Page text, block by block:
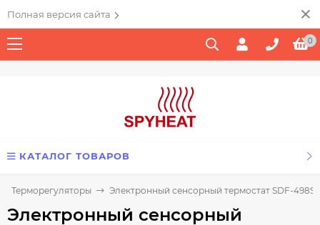
Полная версия сайта
0
КАТАЛОГ ТОВАРОВ
Терморегуляторы Электронный сенсорный термостат SDF-498S
Электронный сенсорный